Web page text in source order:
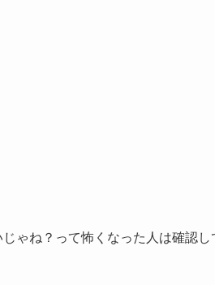
ゃね？って怖くなった人は確認し